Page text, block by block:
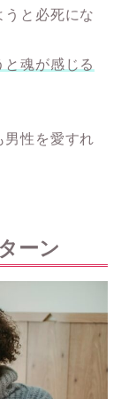
うと必死にな
魂が感じる
男性を愛すれ
ーン